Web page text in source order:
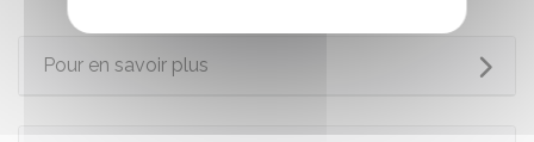
Pour en savoir plus